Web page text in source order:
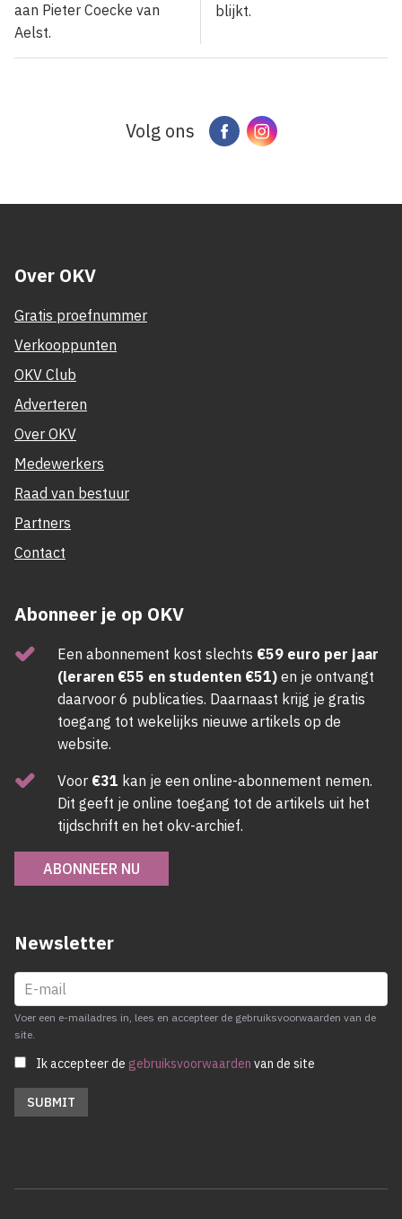
aan Pieter Coecke van
Aelst.
blijkt.
Volg ons FacebookInstagram
Over OKV
Gratis proefnummer
Verkooppunten
OKV Club
Adverteren
Over OKV
Medewerkers
Raad van bestuur
Partners
Contact
Abonneer je op OKV
Een abonnement kost slechts €59 euro per jaar
(leraren €55 en studenten €51) en je ontvangt
daarvoor 6 publicaties. Daarnaast krijg je gratis
toegang tot wekelijks nieuwe artikels op de
website.
Voor €31 kan je een online-abonnement nemen.
Dit geeft je online toegang tot de artikels uit het
tijdschrift en het okv-archief.
ABONNEER NU
Newsletter
Voer een e-mailadres in, lees en accepteer de gebruiksvoorwaarden van de
site.
Ik accepteer de gebruiksvoorwaarden van de site